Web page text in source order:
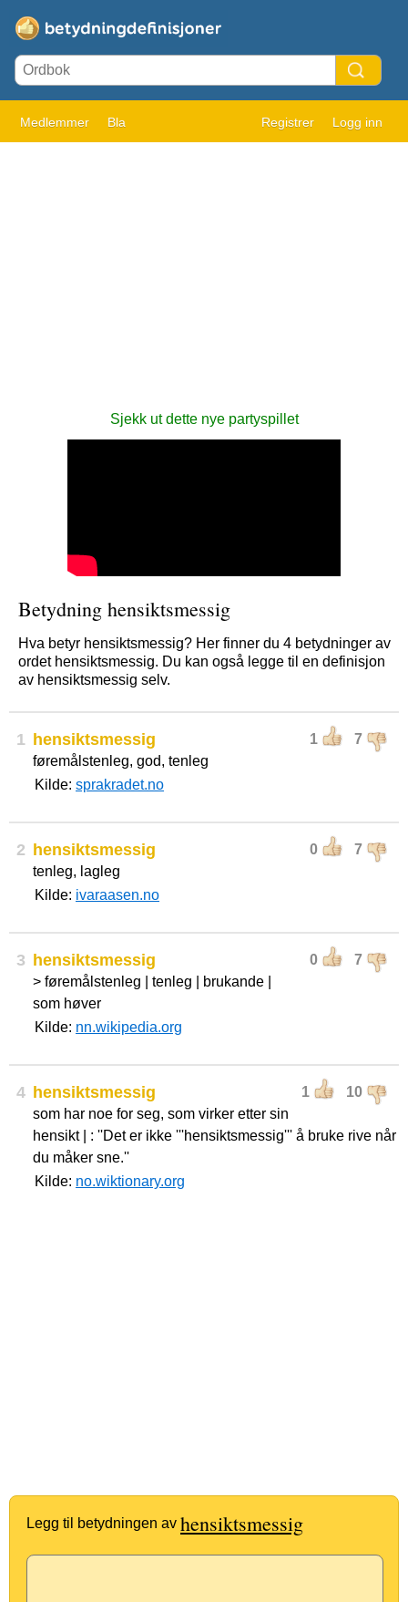
Medlemmer Bla Registrer Logg inn
Sjekk ut dette nye partyspillet
Betydning hensiktsmessig
Hva betyr hensiktsmessig? Her finner du 4 betydninger av
ordet hensiktsmessig. Du kan også legge til en definisjon
av hensiktsmessig selv.
1 1 7
hensiktsmessig
føremålstenleg, god, tenleg
Kilde: sprakradet.no
2 0 7
hensiktsmessig
tenleg, lagleg
Kilde: ivaraasen.no
3 0 7
hensiktsmessig
> føremålstenleg | tenleg | brukande |
som høver
Kilde: nn.wikipedia.org
4 1 10
hensiktsmessig
som har noe for seg, som virker etter sin
hensikt | : ''Det er ikke '''hensiktsmessig''' å bruke rive når
du måker sne.''
Kilde: no.wiktionary.org
Legg til betydningen av hensiktsmessig